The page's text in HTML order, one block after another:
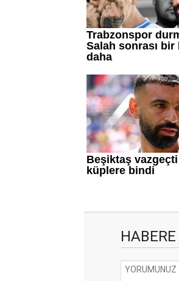
HABERE